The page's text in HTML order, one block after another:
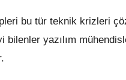
bu tür teknik krizleri
iyi bilenler yazılım